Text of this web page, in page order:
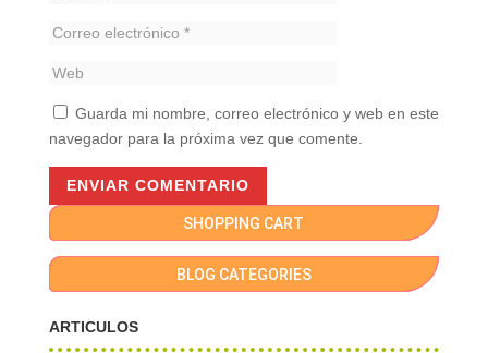
Guarda mi nombre, correo electrónico y web en este
navegador para la próxima vez que comente.
SHOPPING CART
BLOG CATEGORIES
ARTICULOS